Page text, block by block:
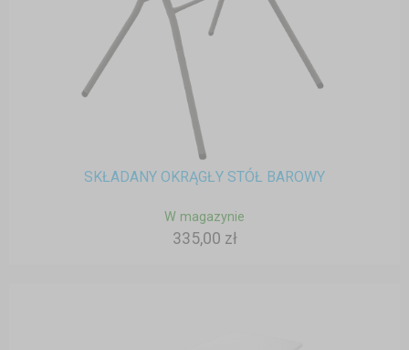
SKŁADANY OKRĄGŁY STÓŁ BAROWY
W magazynie
335,00 zł